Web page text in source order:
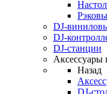
DJ-
DJ-
DJ-станции
Аксессуары
Назад
DJ-